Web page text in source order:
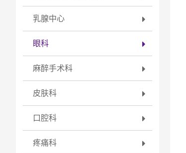
乳腺中心
眼科
麻醉手术科
皮肤科
口腔科
疼痛科